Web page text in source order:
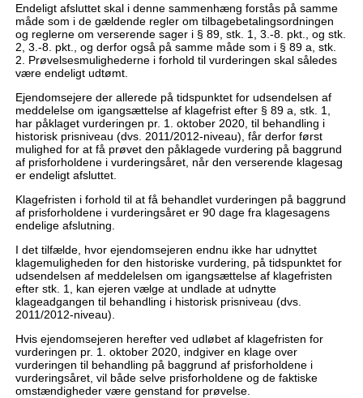
Endeligt afsluttet skal i denne sammenhæng forstås på samme
måde som i de gældende regler om tilbagebetalingsordningen
og reglerne om verserende sager i § 89, stk. 1, 3.-8. pkt., og stk.
2, 3.-8. pkt., og derfor også på samme måde som i § 89 a, stk.
2. Prøvelsesmulighederne i forhold til vurderingen skal således
være endeligt udtømt.
Ejendomsejere der allerede på tidspunktet for udsendelsen af
meddelelse om igangsættelse af klagefrist efter § 89 a, stk. 1,
har påklaget vurderingen pr. 1. oktober 2020, til behandling i
historisk prisniveau (dvs. 2011/2012-niveau), får derfor først
mulighed for at få prøvet den påklagede vurdering på baggrund
af prisforholdene i vurderingsåret, når den verserende klagesag
er endeligt afsluttet.
Klagefristen i forhold til at få behandlet vurderingen på baggrund
af prisforholdene i vurderingsåret er 90 dage fra klagesagens
endelige afslutning.
I det tilfælde, hvor ejendomsejeren endnu ikke har udnyttet
klagemuligheden for den historiske vurdering, på tidspunktet for
udsendelsen af meddelelsen om igangsættelse af klagefristen
efter stk. 1, kan ejeren vælge at undlade at udnytte
klageadgangen til behandling i historisk prisniveau (dvs.
2011/2012-niveau).
Hvis ejendomsejeren herefter ved udløbet af klagefristen for
vurderingen pr. 1. oktober 2020, indgiver en klage over
vurderingen til behandling på baggrund af prisforholdene i
vurderingsåret, vil både selve prisforholdene og de faktiske
omstændigheder være genstand for prøvelse.